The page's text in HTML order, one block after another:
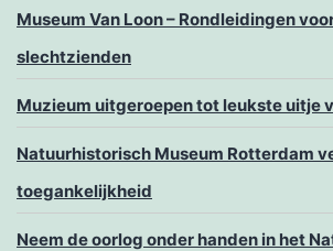
Museum Van Loon – Rondleidingen
slechtzienden
Muzieum uitgeroepen tot leukste uitje
Natuurhistorisch Museum Rotterdam
toegankelijkheid
Neem de oorlog onder handen in het